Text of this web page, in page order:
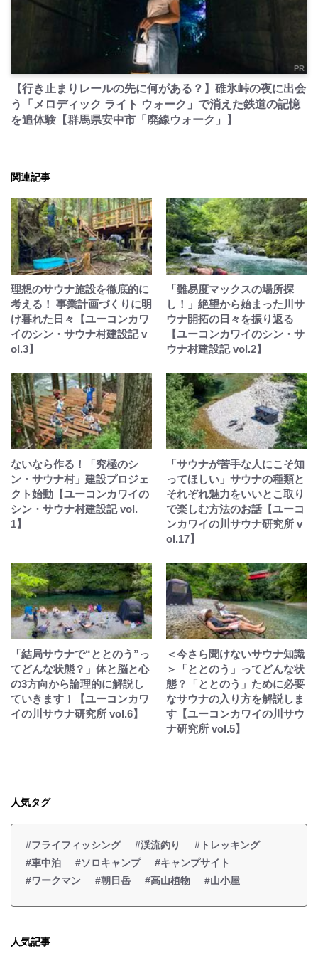
PR
【行き止まりレールの先に何がある？】碓氷峠の夜に出会
う「メロディック ライト ウォーク」で消えた鉄道の記憶
を追体験【群馬県安中市「廃線ウォーク」】
関連記事
理想のサウナ施設を徹底的に
考える！ 事業計画づくりに明
け暮れた日々【ユーコンカワ
イのシン・サウナ村建設記 v
ol.3】
「難易度マックスの場所探
し！」絶望から始まった川サ
ウナ開拓の日々を振り返る
【ユーコンカワイのシン・サ
ウナ村建設記 vol.2】
ないなら作る！「究極のシ
ン・サウナ村」建設プロジェ
クト始動【ユーコンカワイの
シン・サウナ村建設記 vol.
1】
「サウナが苦手な人にこそ知
ってほしい」サウナの種類と
それぞれ魅力をいいとこ取り
で楽しむ方法のお話【ユーコ
ンカワイの川サウナ研究所 v
ol.17】
「結局サウナで“ととのう”っ
てどんな状態？」体と脳と心
の3方向から論理的に解説し
ていきます！【ユーコンカワ
イの川サウナ研究所 vol.6】
＜今さら聞けないサウナ知識
＞「ととのう」ってどんな状
態？「ととのう」ために必要
なサウナの入り方を解説しま
す【ユーコンカワイの川サウ
ナ研究所 vol.5】
人気タグ
#フライフィッシング #渓流釣り
#トレッキング
#車中泊
#ソロキャンプ
#キャンプサイト
#ワークマン
#朝日岳 #高山植物 #山小屋
人気記事